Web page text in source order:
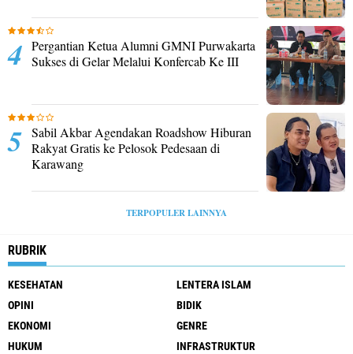
Pergantian Ketua Alumni GMNI Purwakarta
Sukses di Gelar Melalui Konfercab Ke III
Sabil Akbar Agendakan Roadshow Hiburan
Rakyat Gratis ke Pelosok Pedesaan di
Karawang
TERPOPULER LAINNYA
RUBRIK
KESEHATAN
LENTERA ISLAM
OPINI
BIDIK
EKONOMI
GENRE
HUKUM
INFRASTRUKTUR